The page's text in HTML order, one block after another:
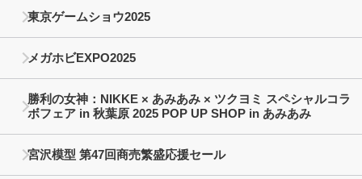
東京ゲームショウ2025
メガホビEXPO2025
勝利の女神：NIKKE × あみあみ × ツクヨミ スペシャルコラ
ボフェア in 秋葉原 2025 POP UP SHOP in あみあみ
宮沢模型 第47回商売繁盛応援セール